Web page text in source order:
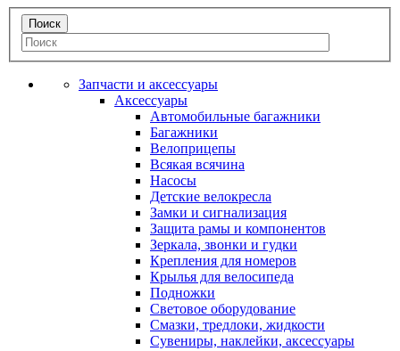
Запчасти и аксессуары
Аксессуары
Автомобильные багажники
Багажники
Велоприцепы
Всякая всячина
Насосы
Детские велокресла
Замки и сигнализация
Защита рамы и компонентов
Зеркала, звонки и гудки
Крепления для номеров
Крылья для велосипеда
Подножки
Световое оборудование
Смазки, тредлоки, жидкости
Сувениры, наклейки, аксессуары